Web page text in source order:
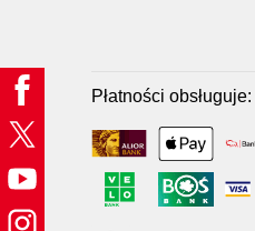
Płatności obsługuje: